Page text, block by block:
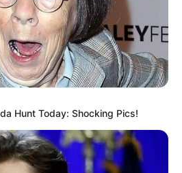
Hunt Today: Shocking Pics!